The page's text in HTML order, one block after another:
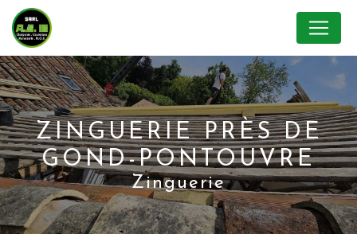
ZINGUERIE PRÈS DE
GOND-PONTOUVRE
Zinguerie
Panneau de gestion des cookies